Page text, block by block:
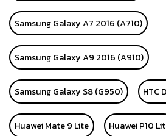
Samsung Galaxy A7 2016 (A710)
Samsung Galaxy A9 2016 (A910)
Samsung Galaxy S8 (G950) HTC
Huawei Mate 9 Lite Huawei P10